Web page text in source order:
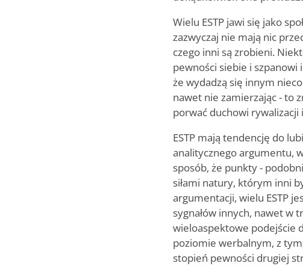
Wielu ESTP jawi się jako
zazwyczaj nie mają nic
czego inni są zrobieni.
pewności siebie i
że wydadzą się innym
nawet nie zamierzając - to
porwać duchowi rywalizacji
ESTP mają tendencję do
analitycznego argumentu,
sposób, że punkty -
siłami natury, którym inni
argumentacji, wielu ESTP
sygnałów innych, nawet w
wieloaspektowe podejście
poziomie werbalnym, z
stopień pewności drugiej